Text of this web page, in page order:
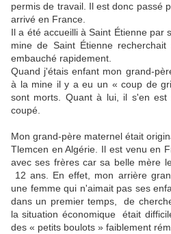
permis de travail. Il est donc passé
arrivé en France.
Il a été accueilli à Saint Étienne par
mine de Saint Étienne
embauché rapidement.
Quand j'étais enfant mon grand-
à la mine il y a eu un « coup de
sont morts. Quant à lui, il s'en
coupé.
Mon grand-père maternel était
Tlemcen en Algérie. Il est venu en
avec ses frères car sa belle mère
12 ans. En effet, mon arrière
une femme qui n'aimait pas ses
dans un premier temps, de
la situation économique était
des « petits boulots » faiblement